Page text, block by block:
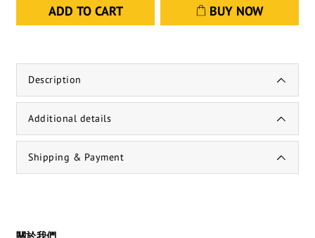
ADD TO CART BUY NOW
Description
Additional details
Shipping & Payment